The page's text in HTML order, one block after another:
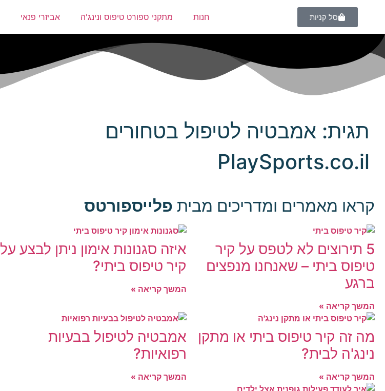
סל קניות חנות מתקני ספורט טיפוס ונינג'ה אביזרי פנאי
תגית: אמבטיה לטיפול בטחורים
PlaySports.co.il
קראו מאמרים ומדריכים מבית פלייספורטס
5 תירוצים לא לטפס על קיר
טיפוס ביתי – שאנחנו מנפצים
ברגע
המשך קריאה »
איזה סגנונות אימון ניתן לבצע על
קיר טיפוס ביתי?
המשך קריאה »
מה זה קיר טיפוס ביתי או מתקן
נינג'ה לבית?
המשך קריאה »
אמבטיה לטיפול בבעיות
רפואיות?
המשך קריאה »